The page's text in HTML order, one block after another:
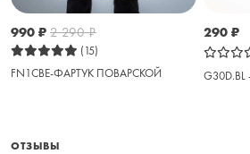
990 ₽ 2 290₽
(15)
FN1CBE-ФАРТУК ПОВАРСКОЙ
290 ₽
G30D.BL
ОТЗЫВЫ